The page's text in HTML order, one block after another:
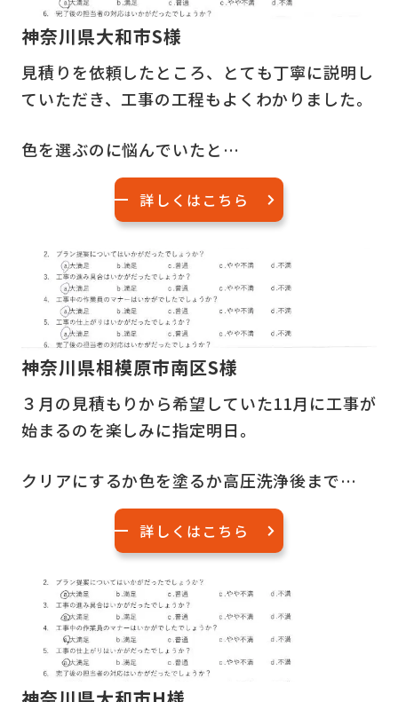
神奈川県大和市S様
見積りを依頼したところ、とても丁寧に説明し
ていただき、工事の工程もよくわかりました。
色を選ぶのに悩んでいたと…
詳しくはこちら
神奈川県相模原市南区S様
３月の見積もりから希望していた11月に工事が
始まるのを楽しみに指定明日。
クリアにするか色を塗るか高圧洗浄後まで…
詳しくはこちら